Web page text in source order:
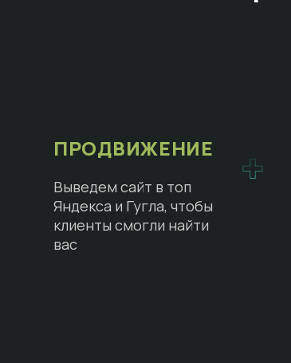
ПРОДВИЖЕНИЕ
Выведем сайт в топ
Яндекса и Гугла, чтобы
клиенты смогли найти
вас